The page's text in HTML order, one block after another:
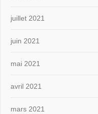
juillet 2021
juin 2021
mai 2021
avril 2021
mars 2021